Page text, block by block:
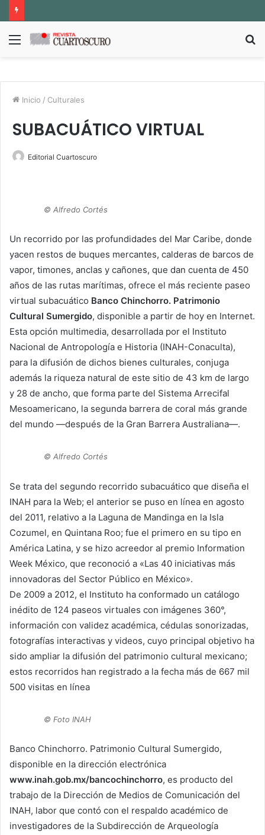
Menú
Inicio / Culturales
SUBACUÁTICO VIRTUAL
Editorial Cuartoscuro
© Alfredo Cortés
Un recorrido por las profundidades del Mar Caribe, donde
yacen restos de buques mercantes, calderas de barcos de
vapor, timones, anclas y cañones, que dan cuenta de 450
años de las rutas marítimas, ofrece el más reciente paseo
virtual subacuático Banco Chinchorro. Patrimonio
Cultural Sumergido, disponible a partir de hoy en Internet.
Esta opción multimedia, desarrollada por el Instituto
Nacional de Antropología e Historia (INAH-Conaculta),
para la difusión de dichos bienes culturales, conjuga
además la riqueza natural de este sitio de 43 km de largo
y 28 de ancho, que forma parte del Sistema Arrecifal
Mesoamericano, la segunda barrera de coral más grande
del mundo —después de la Gran Barrera Australiana—.
© Alfredo Cortés
Se trata del segundo recorrido subacuático que diseña el
INAH para la Web; el anterior se puso en línea en agosto
del 2011, relativo a la Laguna de Mandinga en la Isla
Cozumel, en Quintana Roo; fue el primero en su tipo en
América Latina, y se hizo acreedor al premio Information
Week México, que reconoció a «Las 40 iniciativas más
innovadoras del Sector Público en México».
De 2009 a 2012, el Instituto ha conformado un catálogo
inédito de 124 paseos virtuales con imágenes 360°,
información con validez académica, cédulas sonorizadas,
fotografías interactivas y videos, cuyo principal objetivo ha
sido ampliar la difusión del patrimonio cultural mexicano;
estos recorridos han registrado a la fecha más de 667 mil
500 visitas en línea
© Foto INAH
Banco Chinchorro. Patrimonio Cultural Sumergido,
disponible en la dirección electrónica
www.inah.gob.mx/bancochinchorro, es producto del
trabajo de la Dirección de Medios de Comunicación del
INAH, labor que contó con el respaldo académico de
investigadores de la Subdirección de Arqueología